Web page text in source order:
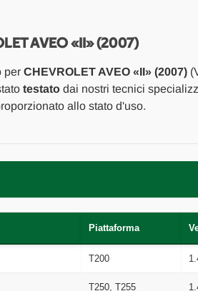
A
AVEO «II» (2007)
per CHEVROLET AVEO «II» (2007)
testatodai nostri tecnici
allo stato d'uso.
Piattaforma
T200
T250, T255